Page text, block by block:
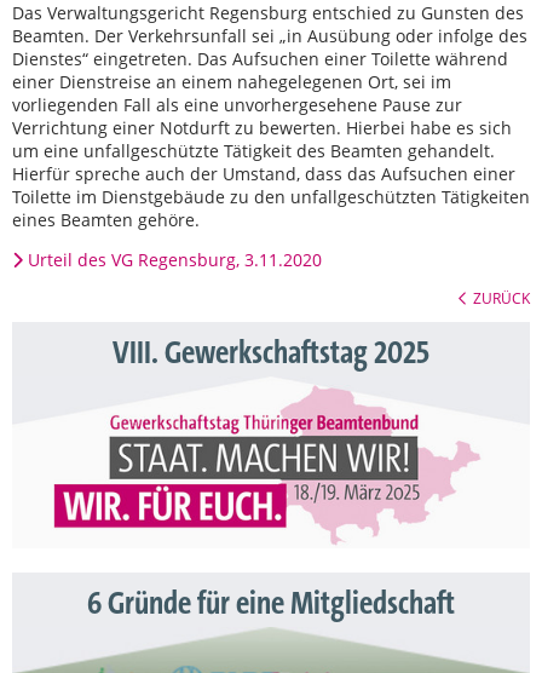
Das Verwaltungsgericht Regensburg entschied zu Gunsten des
Beamten. Der Verkehrsunfall sei „in Ausübung oder infolge des
Dienstes“ eingetreten. Das Aufsuchen einer Toilette während
einer Dienstreise an einem nahegelegenen Ort, sei im
vorliegenden Fall als eine unvorhergesehene Pause zur
Verrichtung einer Notdurft zu bewerten. Hierbei habe es sich
um eine unfallgeschützte Tätigkeit des Beamten gehandelt.
Hierfür spreche auch der Umstand, dass das Aufsuchen einer
Toilette im Dienstgebäude zu den unfallgeschützten Tätigkeiten
eines Beamten gehöre.
Urteil des VG Regensburg, 3.11.2020
ZURÜCK
VIII. Gewerkschaftstag 2025
6 Gründe für eine Mitgliedschaft